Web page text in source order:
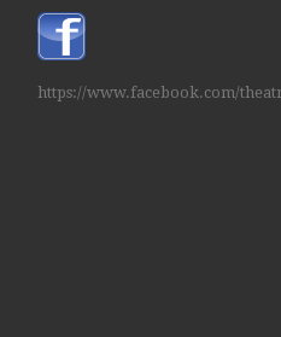
https://www.facebook.com/